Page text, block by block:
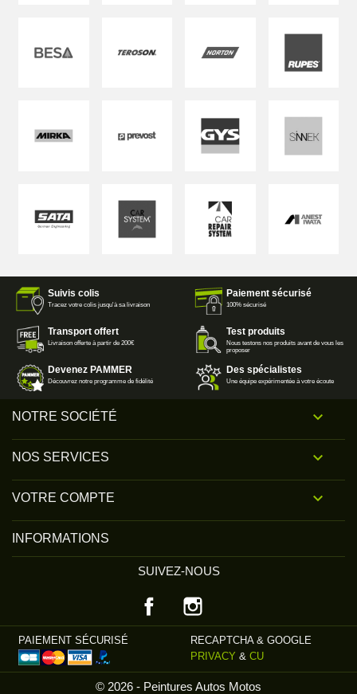
Suivis colis
Tracez votre colis jusqu'à sa livraison
Paiement sécurisé
100% sécurisé
Transport offert
Livraison offerte à partir de 200€
Test produits
Nous testons nos produits avant de vous les
proposer
Devenez PAMMER
Découvrez notre programme de fidélité
Des spécialistes
Une équipe expérimentée à votre écoute
NOTRE SOCIÉTÉ 
NOS SERVICES 
VOTRE COMPTE 
INFORMATIONS
SUIVEZ-NOUS
Facebook
PAIEMENT SÉCURISÉ
RECAPTCHA & GOOGLE
PRIVACY & CU
© 2026 - Peintures Autos Motos